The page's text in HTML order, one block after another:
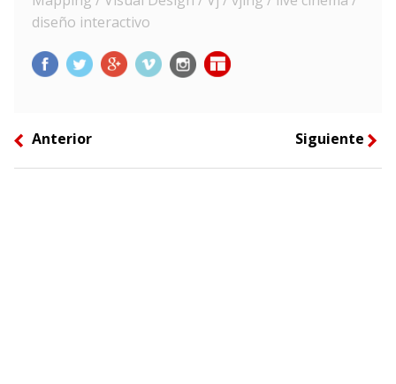
diseño interactivo
left Anterior Siguiente right